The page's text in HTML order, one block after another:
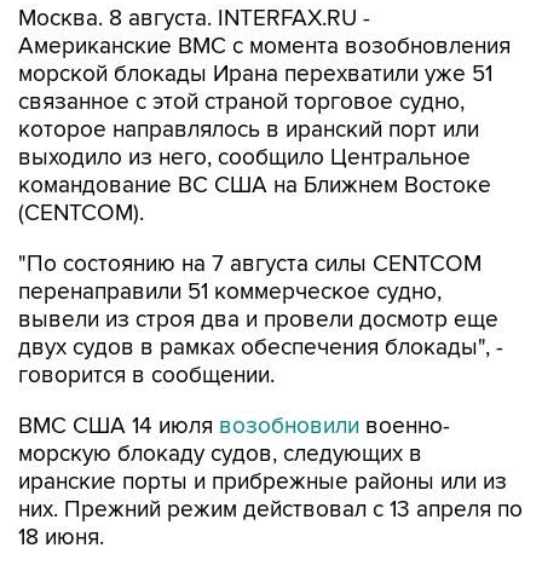
морской блокады Ирана перехватили уже 51
связанное с этой страной торговое судно,
которое направлялось в иранский порт или
выходило из него, сообщило Центральное
командование ВС США на Ближнем Востоке
(CENTCOM).
"По состоянию на 7 августа силы CENTCOM
вывели из строя два и провели досмотр еще
двух судов в рамках обеспечения блокады", -
говорится в сообщении.
ВМС США 14 июлявозобновили
иранские порты и прибрежные районы или из
них. Прежний режим действовал с 13 апреля по
18 июня.
За два месяца силы Центрального